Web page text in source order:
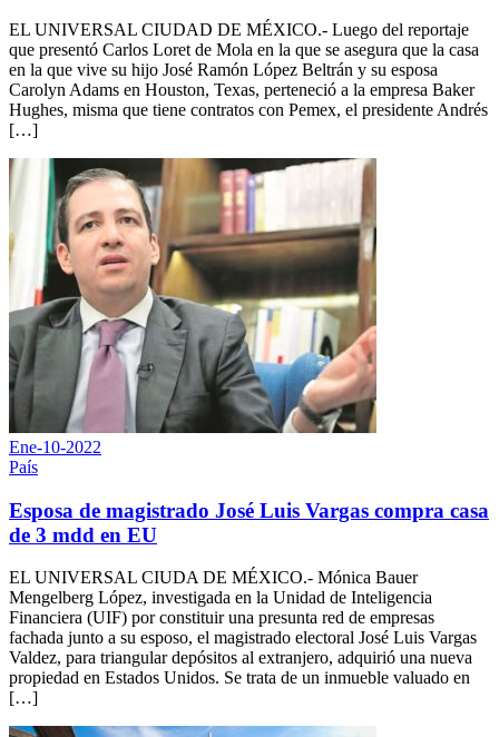
EL UNIVERSAL CIUDAD DE MÉXICO.- Luego del reportaje
que presentó Carlos Loret de Mola en la que se asegura que la casa
en la que vive su hijo José Ramón López Beltrán y su esposa
Carolyn Adams en Houston, Texas, perteneció a la empresa Baker
Hughes, misma que tiene contratos con Pemex, el presidente Andrés
[…]
Ene-10-2022
País
Esposa de magistrado José Luis Vargas compra casa
de 3 mdd en EU
EL UNIVERSAL CIUDA DE MÉXICO.- Mónica Bauer
Mengelberg López, investigada en la Unidad de Inteligencia
Financiera (UIF) por constituir una presunta red de empresas
fachada junto a su esposo, el magistrado electoral José Luis Vargas
Valdez, para triangular depósitos al extranjero, adquirió una nueva
propiedad en Estados Unidos. Se trata de un inmueble valuado en
[…]